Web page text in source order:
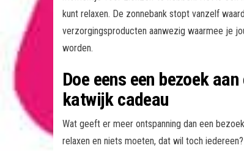
kunt relaxen. De zonnebank stopt vanzelf
verzorgingsproducten aanwezig waarmee je
worden.
Doe eens een bezoek
katwijk cadeau
Wat geeft er meer ontspanning dan een
relaxen en niets moeten, dat wil toch